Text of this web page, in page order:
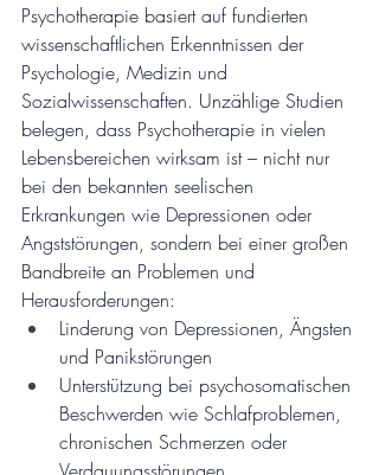
Psychotherapie basiert auf fundierten
wissenschaftlichen Erkenntnissen der
Psychologie, Medizin und
Sozialwissenschaften. Unzählige Studien
belegen, dass Psychotherapie in vielen
Lebensbereichen wirksam ist – nicht nur
bei den bekannten seelischen
Erkrankungen wie Depressionen oder
Angststörungen, sondern bei einer großen
Bandbreite an Problemen und
Herausforderungen:
Linderung von Depressionen, Ängsten
und Panikstörungen
Unterstützung bei psychosomatischen
Beschwerden wie Schlafproblemen,
chronischen Schmerzen oder
Verdauungsstörungen